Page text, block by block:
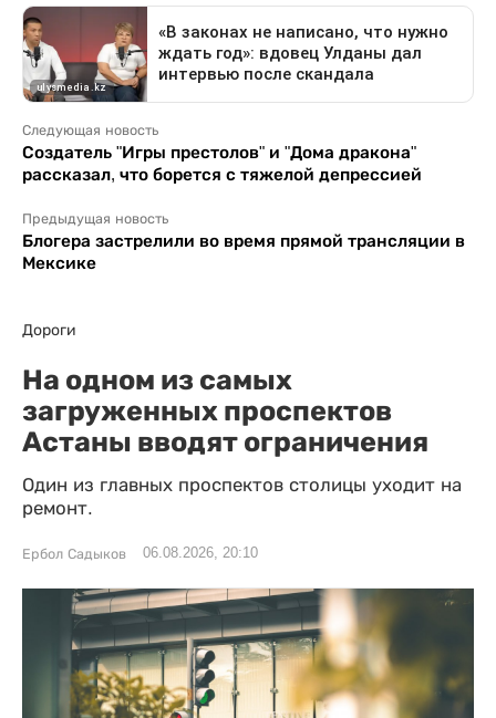
Следующая новость
Создатель "Игры престолов" и "Дома дракона"
рассказал, что борется с тяжелой депрессией
Предыдущая новость
Блогера застрелили во время прямой трансляции в
Мексике
Дороги
На одном из самых
загруженных проспектов
Астаны вводят ограничения
Один из главных проспектов столицы уходит на
ремонт.
Ербол Садыков 06.08.2026, 20:10